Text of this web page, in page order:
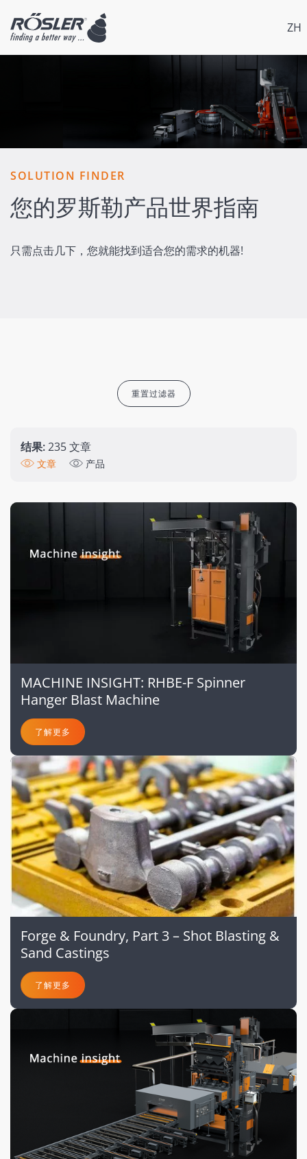
ZH
SOLUTION FINDER
您的罗斯勒产品世界指南
只需点击几下，您就能找到适合您的需求的机器!
重置过滤器
结果:235 文章
文章 产品
MACHINE INSIGHT: RHBE-F Spinner
Hanger Blast Machine
了解更多
Forge & Foundry, Part 3 – Shot Blasting &
Sand Castings
了解更多